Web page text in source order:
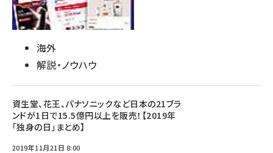
海外
解説・ノウハウ
資生堂、花王、パナソニックなど日本の21ブラ
ンドが1日で15.5億円以上を販売！【2019年
「独身の日」まとめ】
2019年11月21日 8:00